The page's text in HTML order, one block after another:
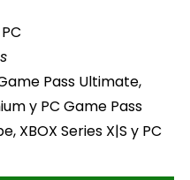
Pass Ultimate,
y PC Game Pass
XBOX Series X|S y PC